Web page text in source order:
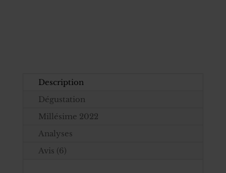
Description
Dégustation
Millésime 2022
Analyses
Avis (6)